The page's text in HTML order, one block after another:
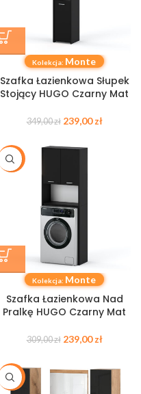
Kolekcja: Monte
Szafka Łazienkowa Słupek
Stojący HUGO Czarny Mat
349,00zł 239,00zł
-23%
Kolekcja: Monte
Szafka Łazienkowa Nad
Pralkę HUGO Czarny Mat
309,00zł 239,00zł
-31%